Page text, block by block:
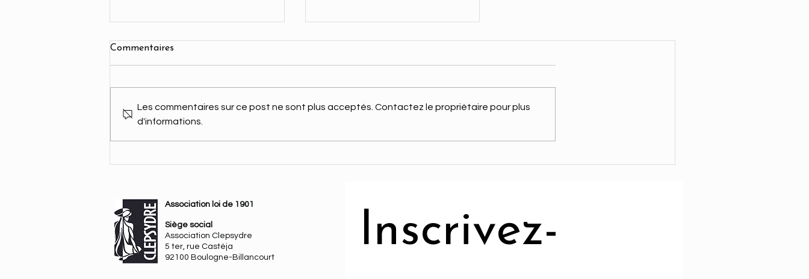
🌵 Teasing oriental et appel à
🌹
La Couronne Féérique, Cycle
signé Clepsydre !
Commentaires
Les commentaires sur ce post ne sont plus acceptés. Contactez le propriétaire pour plus
d'informations.
Association loi de 1901
Siège social
Association Clepsydre
5 ter, rue Castéja
92100 Boulogne-Billancourt
Inscrivez-